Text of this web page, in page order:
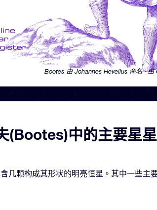
Bootes 由 Johannes Hevelius 命名–
(Bootes)中的主要星星
几颗构成其形状的明亮恒星。其中一些主